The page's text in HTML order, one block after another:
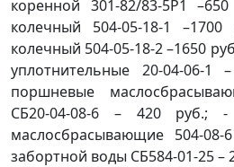
коренной 301-82/83-5Р1
колечный 504-05-18-1
колечный 504-05-18-2 –1650
уплотнительные 20-04-06-
поршневые
СБ20-04-08-6 – 420 руб.;
маслосбрасывающие 504-
забортной воды СБ584-01-25 –